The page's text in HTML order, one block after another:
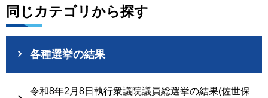
同じカテゴリから探す
各種選挙の結果
令和8年2月8日執行衆議院議員総選挙の結果(佐世保